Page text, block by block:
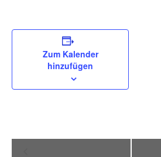
Zum Kalender
hinzufügen